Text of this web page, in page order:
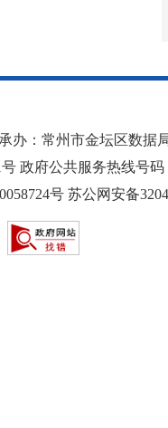
办：常州市金坛区数据
政府公共服务热线号码
号 苏公网安备